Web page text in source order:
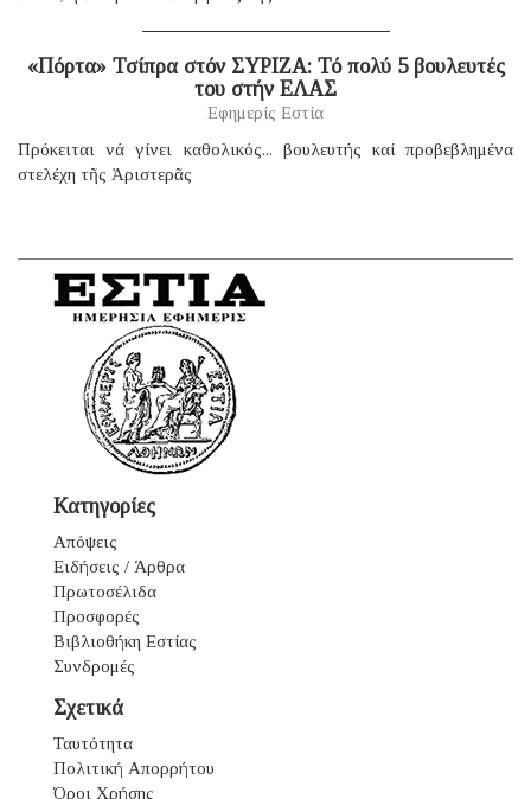
«Πόρτα» Τσίπρα στόν ΣΥΡΙΖΑ: Τό πολύ 5 βουλευτές
του στήν ΕΛΑΣ
Εφημερίς Εστία
Πρόκειται νά γίνει καθολικός... βουλευτής καί προβεβλημένα
στελέχη τῆς Ἀριστερᾶς
Κατηγορίες
Απόψεις
Ειδήσεις / Άρθρα
Πρωτοσέλιδα
Προσφορές
Βιβλιοθήκη Εστίας
Συνδρομές
Σχετικά
Ταυτότητα
Πολιτική Απορρήτου
Όροι Χρήσης